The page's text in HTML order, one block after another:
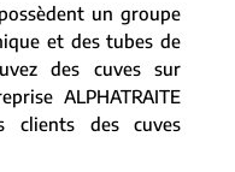
un groupe
et des tubes de
des cuves sur
ALPHATRAITE
clients des cuves